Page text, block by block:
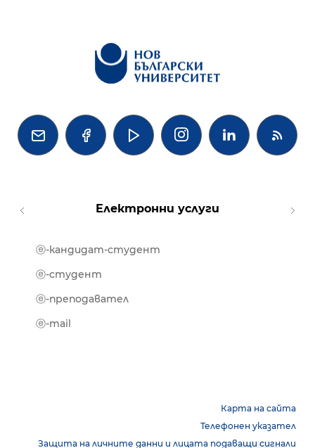
   
Електронни услуги
ⓔ-кандидат-студент
ⓔ-студент
ⓔ-преподавател
ⓔ-mail
Карта на сайта
Телефонен указател
Защита на личните данни и лицата подаващи сигнали